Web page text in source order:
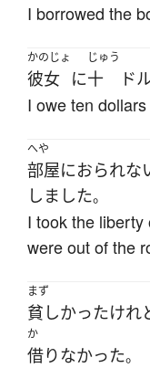
I borrowed the
かのじょ
彼女 に
じゅう
十 ド
I owe ten
へや
部屋におられな
しました。
I took the
were out of the
まず
貧しかったけれ
か
借りなかった。